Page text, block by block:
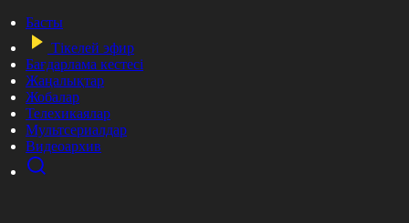
Басты
Тікелей эфир
Бағдарлама кестесі
Жаңалықтар
Жобалар
Телехикаялар
Мультсериалдар
Видеоархив